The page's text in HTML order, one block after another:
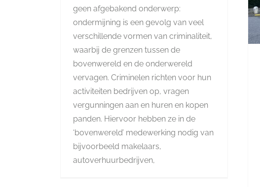
geen afgebakend onderwerp:
ondermijning is een gevolg van veel
verschillende vormen van criminaliteit,
waarbij de grenzen tussen de
bovenwereld en de onderwereld
vervagen. Criminelen richten voor hun
activiteiten bedrijven op, vragen
vergunningen aan en huren en kopen
panden. Hiervoor hebben ze in de
‘bovenwereld’ medewerking nodig van
bijvoorbeeld makelaars,
autoverhuurbedrijven,